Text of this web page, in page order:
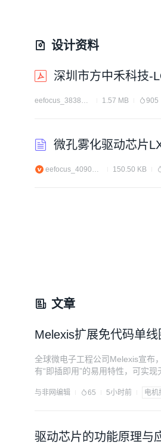
设计资料
深圳市方中禾科技-
eefocus_3838556 1.57 MB 905
微孔雾化驱动芯片
eefocus_4090602 150.50 KB
文章
Melexis扩展免代码单
全球微电子工程公司Melexis宣
有“即插即用”的易用特性，可实
统、AI工作站GPU、不间断电源
与非网编辑 65 5小时前 电机
驱动芯片的功能原理与